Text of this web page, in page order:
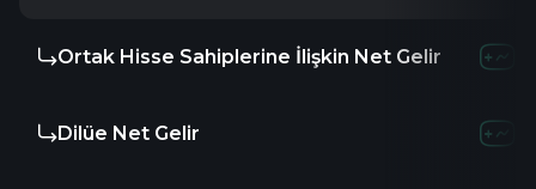
Ortak Hisse Sahiplerine İlişkin Net Gelir
Dilüe Net Gelir